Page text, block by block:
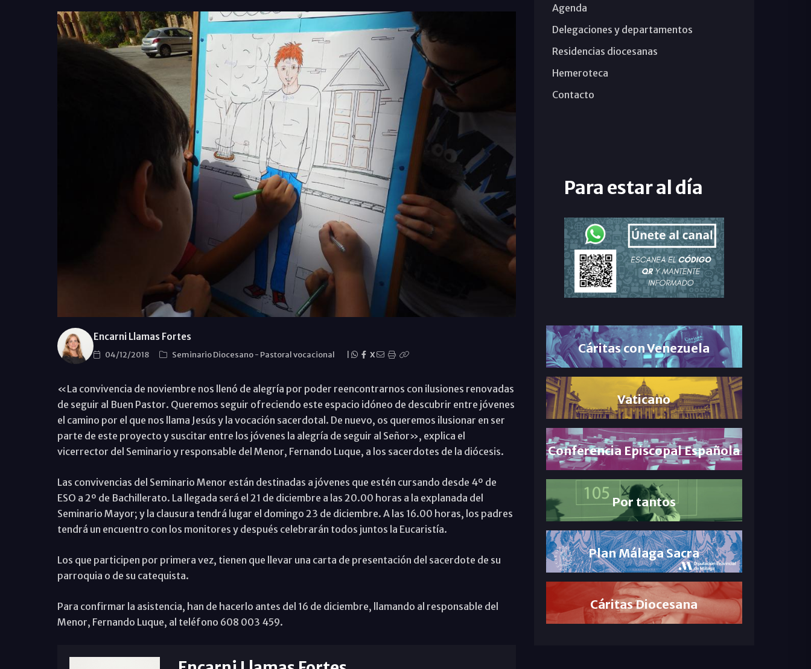
Encarni Llamas Fortes
04/12/2018 Seminario Diocesano- Pastoral vocacional X
«La convivencia de noviembre nos llenó de alegría por poder reencontrarnos con ilusiones renovadas
de seguir al Buen Pastor. Queremos seguir ofreciendo este espacio idóneo de descubrir entre jóvenes
el camino por el que nos llama Jesús y la vocación sacerdotal. De nuevo, os queremos ilusionar en ser
parte de este proyecto y suscitar entre los jóvenes la alegría de seguir al Señor», explica el
vicerrector del Seminario y responsable del Menor, Fernando Luque, a los sacerdotes de la diócesis.
Las convivencias del Seminario Menor están destinadas a jóvenes que estén cursando desde 4º de
ESO a 2º de Bachillerato. La llegada será el 21 de diciembre a las 20.00 horas a la explanada del
Seminario Mayor; y la clausura tendrá lugar el domingo 23 de diciembre. A las 16.00 horas, los padres
tendrá un encuentro con los monitores y después celebrarán todos juntos la Eucaristía.
Los que participen por primera vez, tienen que llevar una carta de presentación del sacerdote de su
parroquia o de su catequista.
Para confirmar la asistencia, han de hacerlo antes del 16 de diciembre, llamando al responsable del
Menor, Fernando Luque, al teléfono 608 003 459.
Agenda
Delegaciones y departamentos
Residencias diocesanas
Hemeroteca
Contacto
Para estar al día
Cáritas con Venezuela
Vaticano
Conferencia Episcopal Española
Por tantos
Plan Málaga Sacra
Cáritas Diocesana